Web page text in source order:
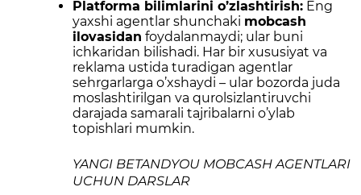
Platforma bilimlarini o’zlashtirish: Eng
yaxshi agentlar shunchaki mobcash
ilovasidan foydalanmaydi; ular buni
ichkaridan bilishadi. Har bir xususiyat va
reklama ustida turadigan agentlar
sehrgarlarga o’xshaydi – ular bozorda juda
moslashtirilgan va qurolsizlantiruvchi
darajada samarali tajribalarni o’ylab
topishlari mumkin.
YANGI BETANDYOU MOBCASH AGENTLARI
UCHUN DARSLAR